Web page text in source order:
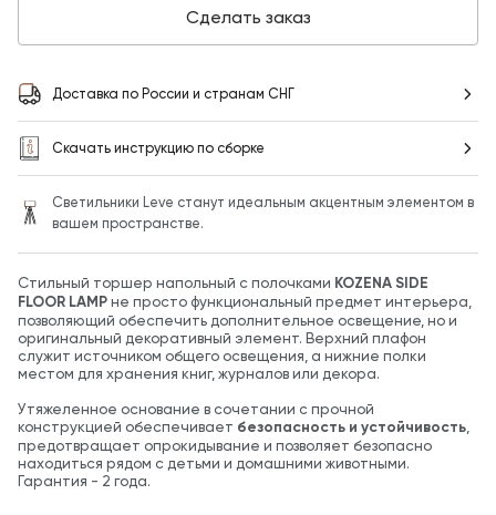
Сделать заказ
Доставка по России и странам СНГ
Скачать инструкцию по сборке
Светильники Leve станут идеальным акцентным элементом в
вашем пространстве.
Стильный торшер напольный с полочками KOZENA SIDE
FLOOR LAMPне просто функциональный предмет интерьера,
позволяющий обеспечить дополнительное освещение, но и
оригинальный декоративный элемент. Верхний плафон
служит источником общего освещения, а нижние полки
местом для хранения книг, журналов или декора.
Утяжеленное основание в сочетании с прочной
конструкцией обеспечивает безопасность и устойчивость
предотвращает опрокидывание и позволяет безопасно
находиться рядом с детьми и домашними животными.
Гарантия - 2 года.